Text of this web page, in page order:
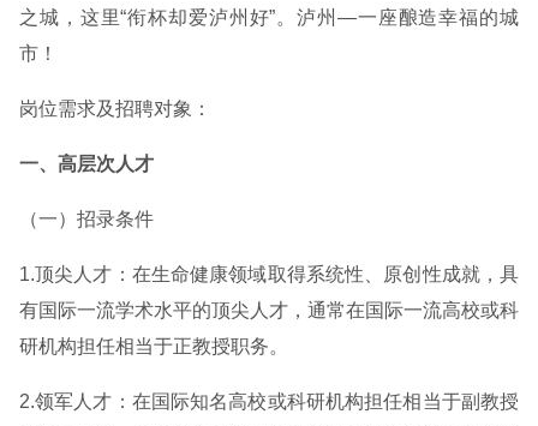
之城，这里“衔杯却爱泸州好”。泸州—一座酿造幸福的城
市！
岗位需求及招聘对象：
一、高层次人才
（一）招录条件
1.顶尖人才：在生命健康领域取得系统性、原创性成就，具
有国际一流学术水平的顶尖人才，通常在国际一流高校或科
研机构担任相当于正教授职务。
2.领军人才：在国际知名高校或科研机构担任相当于副教授